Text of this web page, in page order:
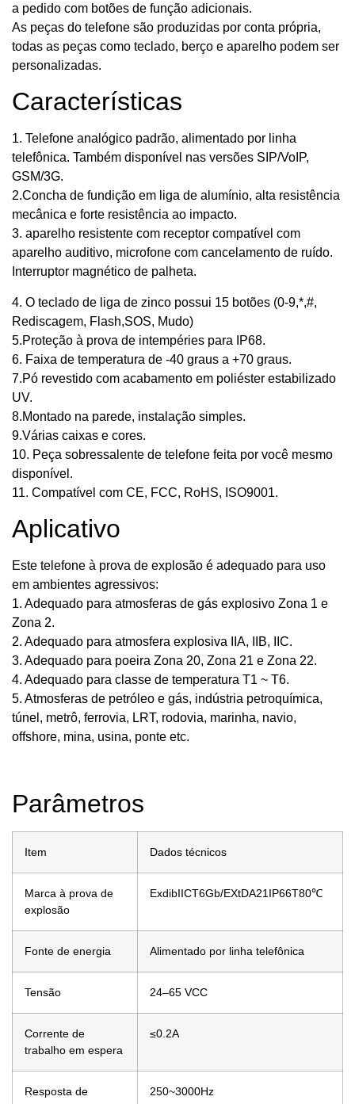
a pedido com botões de função adicionais.
As peças do telefone são produzidas por conta própria,
todas as peças como teclado, berço e aparelho podem ser
personalizadas.
Características
1. Telefone analógico padrão, alimentado por linha
telefônica. Também disponível nas versões SIP/VoIP,
GSM/3G.
2.Concha de fundição em liga de alumínio, alta resistência
mecânica e forte resistência ao impacto.
3. aparelho resistente com receptor compatível com
aparelho auditivo, microfone com cancelamento de ruído.
Interruptor magnético de palheta.
4. O teclado de liga de zinco possui 15 botões (0-9,*,#,
Rediscagem, Flash,SOS, Mudo)
5.Proteção à prova de intempéries para IP68.
6. Faixa de temperatura de -40 graus a +70 graus.
7.Pó revestido com acabamento em poliéster estabilizado
UV.
8.Montado na parede, instalação simples.
9.Várias caixas e cores.
10. Peça sobressalente de telefone feita por você mesmo
disponível.
11. Compatível com CE, FCC, RoHS, ISO9001.
Aplicativo
Este telefone à prova de explosão é adequado para uso
em ambientes agressivos:
1. Adequado para atmosferas de gás explosivo Zona 1 e
Zona 2.
2. Adequado para atmosfera explosiva IIA, IIB, IIC.
3. Adequado para poeira Zona 20, Zona 21 e Zona 22.
4. Adequado para classe de temperatura T1 ~ T6.
5. Atmosferas de petróleo e gás, indústria petroquímica,
túnel, metrô, ferrovia, LRT, rodovia, marinha, navio,
offshore, mina, usina, ponte etc.
Parâmetros
Item Dados técnicos
Marca à prova de
explosão
ExdibIICT6Gb/EXtDA21IP66T80℃
Fonte de energia Alimentado por linha telefônica
Tensão 24–65 VCC
Corrente de
trabalho em espera
≤0.2A
Resposta de
250~3000Hz